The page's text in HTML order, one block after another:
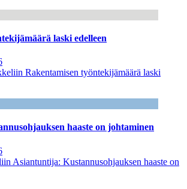
laski edelleen
Rakentamisen työntekijämäärä laski
haaste on johtaminen
Asiantuntija: Kustannusohjauksen haaste on